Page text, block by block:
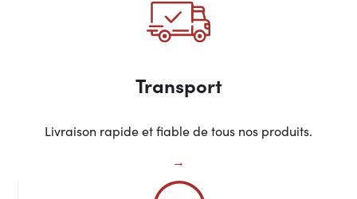
Transport
Livraison rapide et fiable de tous nos produits.